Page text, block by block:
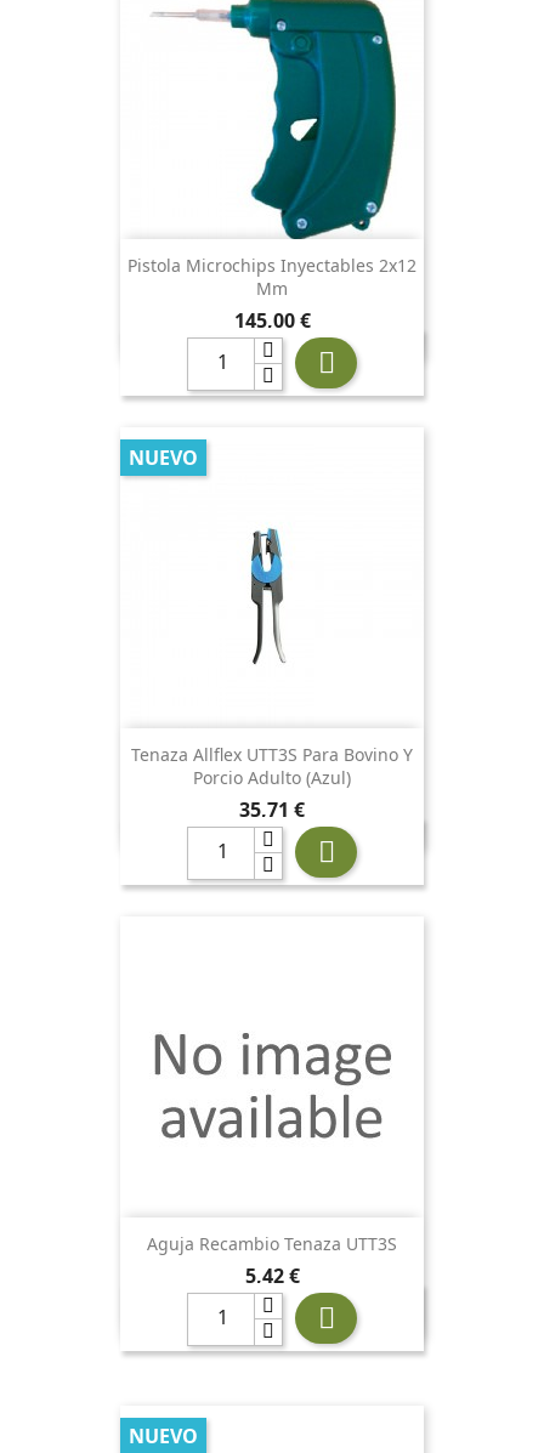
Pistola Microchips Inyectables 2x12
Mm
Precio
145,00 €

Tenaza Allflex UTT3S Para Bovino Y
Porcio Adulto (azul)
Precio
35,71 €

NUEVO
Aguja Recambio Tenaza UTT3S
Precio
5,42 €

NUEVO